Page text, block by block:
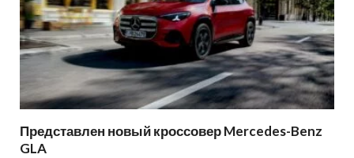
Представлен новый кроссовер Mercedes-Benz
GLA